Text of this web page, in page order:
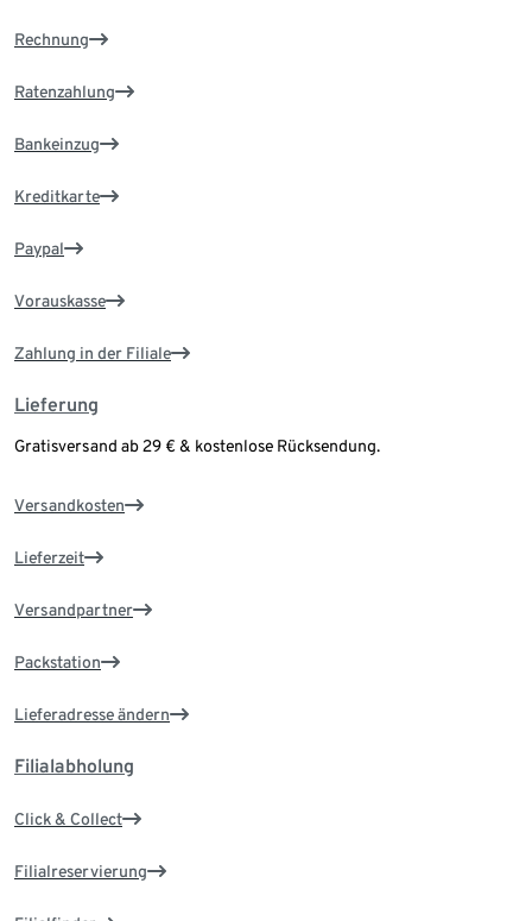
Rechnung
Ratenzahlung
Bankeinzug
Kreditkarte
Paypal
Vorauskasse
Zahlung in der Filiale
Lieferung
Gratisversand ab 29 € & kostenlose Rücksendung.
Versandkosten
Lieferzeit
Versandpartner
Packstation
Lieferadresse ändern
Filialabholung
Click & Collect
Filialreservierung